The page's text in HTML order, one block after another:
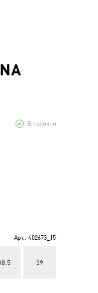
В наличии
Арт.: 402673_15
39